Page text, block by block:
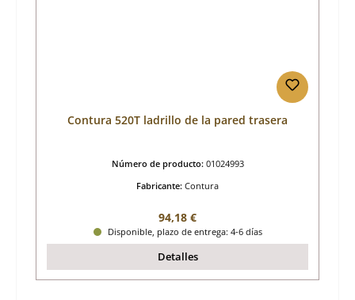
Contura 520T ladrillo de la pared trasera
Número de producto: 01024993
Fabricante: Contura
Precio normal:
94,18 €
Disponible, plazo de entrega: 4-6 días
Detalles